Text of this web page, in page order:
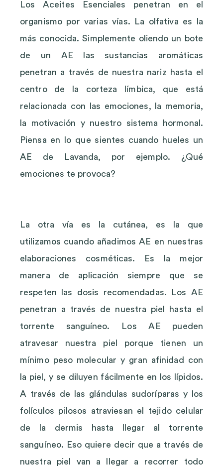
Los Aceites Esenciales penetran en el
organismo por varias vías. La olfativa es la
más conocida. Simplemente oliendo un bote
de un AE las sustancias aromáticas
penetran a través de nuestra nariz hasta el
centro de la corteza límbica, que está
relacionada con las emociones, la memoria,
la motivación y nuestro sistema hormonal.
Piensa en lo que sientes cuando hueles un
AE de Lavanda, por ejemplo. ¿Qué
emociones te provoca?
La otra vía es la cutánea, es la que
utilizamos cuando añadimos AE en nuestras
elaboraciones cosméticas. Es la mejor
manera de aplicación siempre que se
respeten las dosis recomendadas. Los AE
penetran a través de nuestra piel hasta el
torrente sanguíneo. Los AE pueden
atravesar nuestra piel porque tienen un
mínimo peso molecular y gran afinidad con
la piel, y se diluyen fácilmente en los lípidos.
A través de las glándulas sudoríparas y los
folículos pilosos atraviesan el tejido celular
de la dermis hasta llegar al torrente
sanguíneo. Eso quiere decir que a través de
nuestra piel van a llegar a recorrer todo